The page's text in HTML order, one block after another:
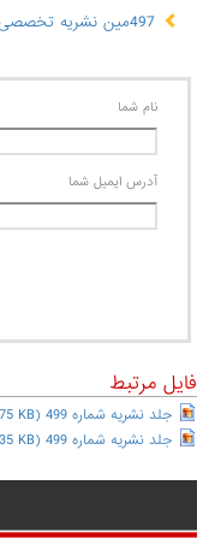
497مین نشریه تخصصی "مطالعات شرق"
نام شما
آدرس ايميل شما
فایل مرتبط
جلد نشریه شماره 499
KB)
جلد نشریه شماره 499
KB)